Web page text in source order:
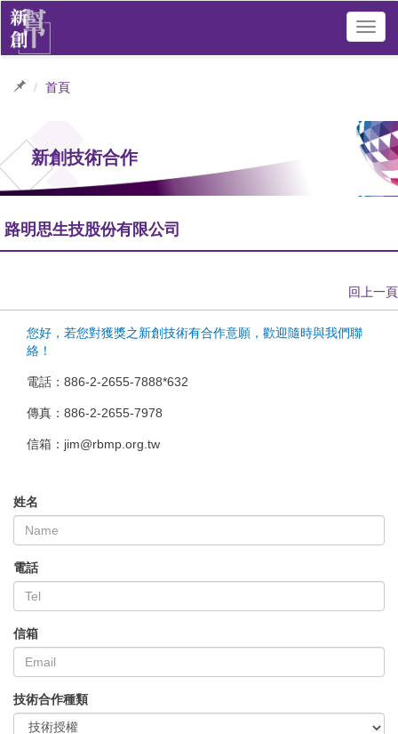
首頁
新創技術合作
路明思生技股份有限公司
回上一頁
您好，若您對獲獎之新創技術有合作意願，歡迎隨時與我們聯
絡！
電話：886-2-2655-7888*632
傳真：886-2-2655-7978
信箱：jim@rbmp.org.tw
姓名
電話
信箱
技術合作種類